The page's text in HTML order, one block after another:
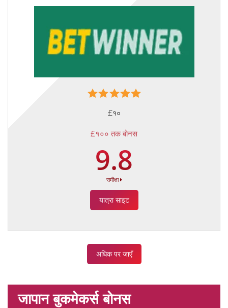
£१०
£१०० तक बोनस
9.8
समीक्षा
यात्रा साइट
अधिक पर जाएँ
जापान बुकमेकर्स बोनस